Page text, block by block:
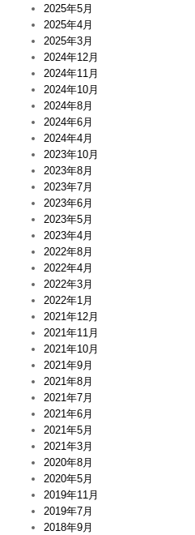
2025年5月
2025年4月
2025年3月
2024年12月
2024年11月
2024年10月
2024年8月
2024年6月
2024年4月
2023年10月
2023年8月
2023年7月
2023年6月
2023年5月
2023年4月
2022年8月
2022年4月
2022年3月
2022年1月
2021年12月
2021年11月
2021年10月
2021年9月
2021年8月
2021年7月
2021年6月
2021年5月
2021年3月
2020年8月
2020年5月
2019年11月
2019年7月
2018年9月